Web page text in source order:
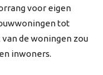
voor eigen
tot
de woningen zou
inwoners.